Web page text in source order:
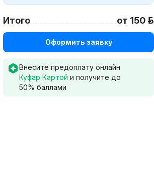
Итого от 150 р.
Оформить заявку
Внесите предоплату онлайн
Куфар Картой и получите до
50% баллами